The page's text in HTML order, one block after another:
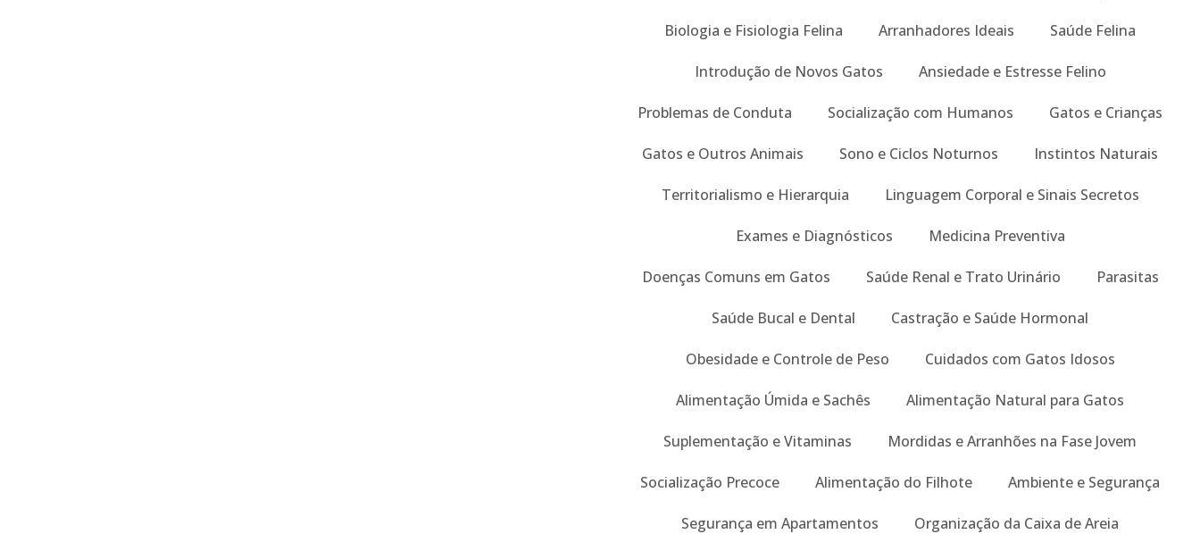
Biologia e Fisiologia Felina Arranhadores Ideais Saúde Felina
Introdução de Novos Gatos Ansiedade e Estresse Felino
Problemas de Conduta Socialização com Humanos Gatos e Crianças
Gatos e Outros Animais Sono e Ciclos Noturnos Instintos Naturais
Territorialismo e Hierarquia Linguagem Corporal e Sinais Secretos
Exames e Diagnósticos Medicina Preventiva
Doenças Comuns em Gatos Saúde Renal e Trato Urinário Parasitas
Saúde Bucal e Dental Castração e Saúde Hormonal
Obesidade e Controle de Peso Cuidados com Gatos Idosos
Alimentação Úmida e Sachês Alimentação Natural para Gatos
Suplementação e Vitaminas Mordidas e Arranhões na Fase Jovem
Socialização Precoce Alimentação do Filhote Ambiente e Segurança
Segurança em Apartamentos Organização da Caixa de Areia